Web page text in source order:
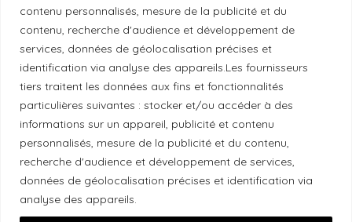
contenu personnalisés, mesure de la publicité et du
contenu, recherche d'audience et développement de
services, données de géolocalisation précises et
identification via analyse des appareils.Les fournisseurs
tiers traitent les données aux fins et fonctionnalités
particulières suivantes : stocker et/ou accéder à des
informations sur un appareil, publicité et contenu
personnalisés, mesure de la publicité et du contenu,
recherche d'audience et développement de services,
données de géolocalisation précises et identification via
analyse des appareils.
Reconnaissance du territoire
Local Market, marque portée par la société Les
Chats Gourmets Ltd. tient à souligner que ses
installations, situées au 511 Lacolle Way (Ottawa-
Orléans), se trouvent sur le territoire traditionnel non
cédé du peuple algonquin anichinabé. Nous
reconnaissons et remercions les peuples